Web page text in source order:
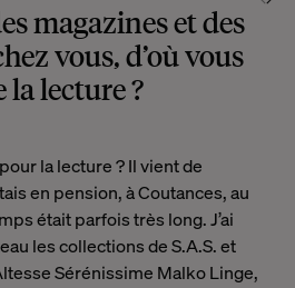
magazines et des
vous, d’où vous
lecture ?
la lecture ? Il vient de
en pension, à Coutances, au
était parfois très long. J’ai
les collections de S.A.S. et
Sérénissime Malko Linge,